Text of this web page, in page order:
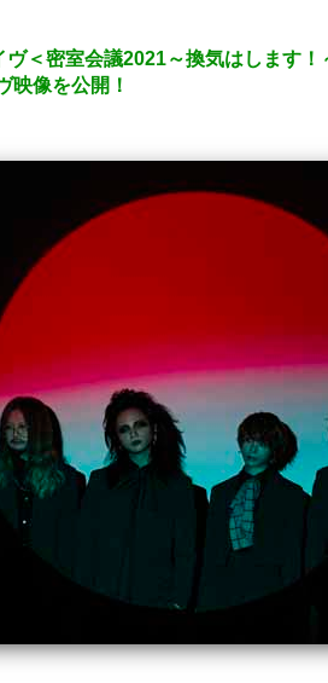
＜密室会議2021～換気はします
像を公開！